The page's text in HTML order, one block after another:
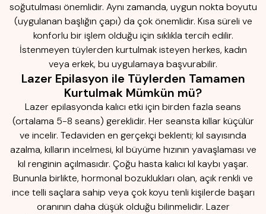
soğutulması önemlidir. Aynı zamanda, uygun nokta boyutu
(uygulanan başlığın çapı) da çok önemlidir. Kısa süreli ve
konforlu bir işlem olduğu için sıklıkla tercih edilir.
İstenmeyen tüylerden kurtulmak isteyen herkes, kadın
veya erkek, bu uygulamaya başvurabilir.
Lazer Epilasyon ile Tüylerden Tamamen
Kurtulmak Mümkün mü?
Lazer epilasyonda kalıcı etki için birden fazla seans
(ortalama 5-8 seans) gereklidir. Her seansta kıllar küçülür
ve incelir. Tedaviden en gerçekçi beklenti; kıl sayısında
azalma, kılların incelmesi, kıl büyüme hızının yavaşlaması ve
kıl renginin açılmasıdır. Çoğu hasta kalıcı kıl kaybı yaşar.
Bununla birlikte, hormonal bozuklukları olan, açık renkli ve
ince telli saçlara sahip veya çok koyu tenli kişilerde başarı
oranının daha düşük olduğu bilinmelidir. Lazer